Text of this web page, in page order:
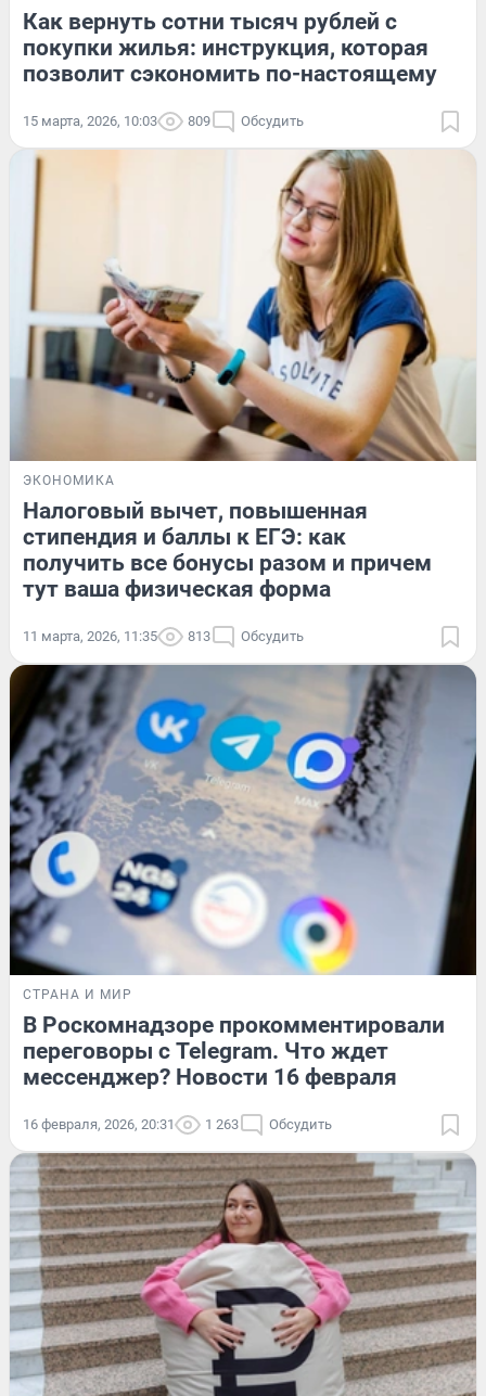
Как вернуть сотни тысяч рублей с
покупки жилья: инструкция, которая
позволит сэкономить по-настоящему
15 марта, 2026, 10:03 809 Обсудить
ЭКОНОМИКА
Налоговый вычет, повышенная
стипендия и баллы к ЕГЭ: как
получить все бонусы разом и причем
тут ваша физическая форма
11 марта, 2026, 11:35 813 Обсудить
СТРАНА И МИР
В Роскомнадзоре прокомментировали
переговоры с Telegram. Что ждет
мессенджер? Новости 16 февраля
16 февраля, 2026, 20:31 1 263 Обсудить